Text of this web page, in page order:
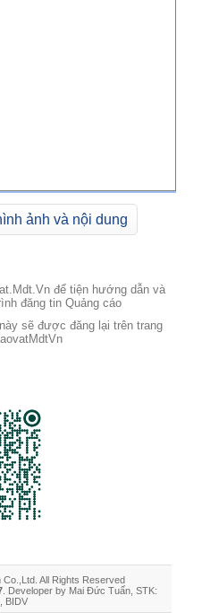
ảnh và nội dung
để tiện hướng dẫn và
đăng tin Quảng cáo
sẽ được đăng lại trên trang
All Rights Reserved
. Developer by Mai Đức Tuấn, STK:
BIDV